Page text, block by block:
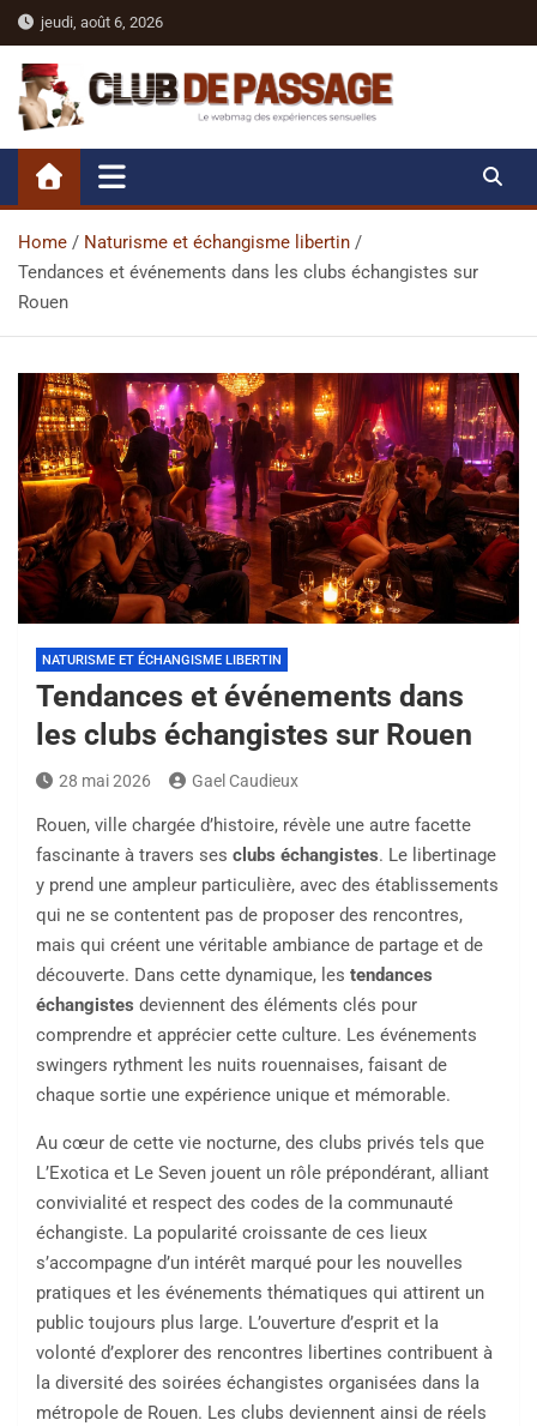
Skip
to
content
jeudi, août 6, 2026
Club De Passage
Le webmag sexy des expériences sensuelles
Home
Naturisme et échangisme libertin
Tendances et événements dans les clubs échangistes sur
Rouen
NATURISME ET ÉCHANGISME LIBERTIN
Tendances et événements dans
les clubs échangistes sur Rouen
28 mai 2026 Gael Caudieux
Rouen, ville chargée d’histoire, révèle une autre facette
fascinante à travers ses clubs échangistes. Le libertinage
y prend une ampleur particulière, avec des établissements
qui ne se contentent pas de proposer des rencontres,
mais qui créent une véritable ambiance de partage et de
découverte. Dans cette dynamique, les tendances
échangistes deviennent des éléments clés pour
comprendre et apprécier cette culture. Les événements
swingers rythment les nuits rouennaises, faisant de
chaque sortie une expérience unique et mémorable.
Au cœur de cette vie nocturne, des clubs privés tels que
L’Exotica et Le Seven jouent un rôle prépondérant, alliant
convivialité et respect des codes de la communauté
échangiste. La popularité croissante de ces lieux
s’accompagne d’un intérêt marqué pour les nouvelles
pratiques et les événements thématiques qui attirent un
public toujours plus large. L’ouverture d’esprit et la
volonté d’explorer des rencontres libertines contribuent à
la diversité des soirées échangistes organisées dans la
métropole de Rouen. Les clubs deviennent ainsi de réels